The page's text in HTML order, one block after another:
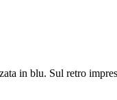
in blu. Sul retro